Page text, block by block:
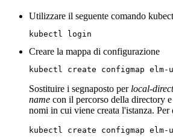
Utilizzare il seguente comando
kubectl login
Creare la mappa di configurazione
kubectl create configmap elm-
Sostituire i segnaposto per local-
name con il percorso della directory
nomi in cui viene creata l'istanza. Per
kubectl create configmap